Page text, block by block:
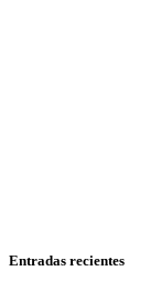
Entradas recientes